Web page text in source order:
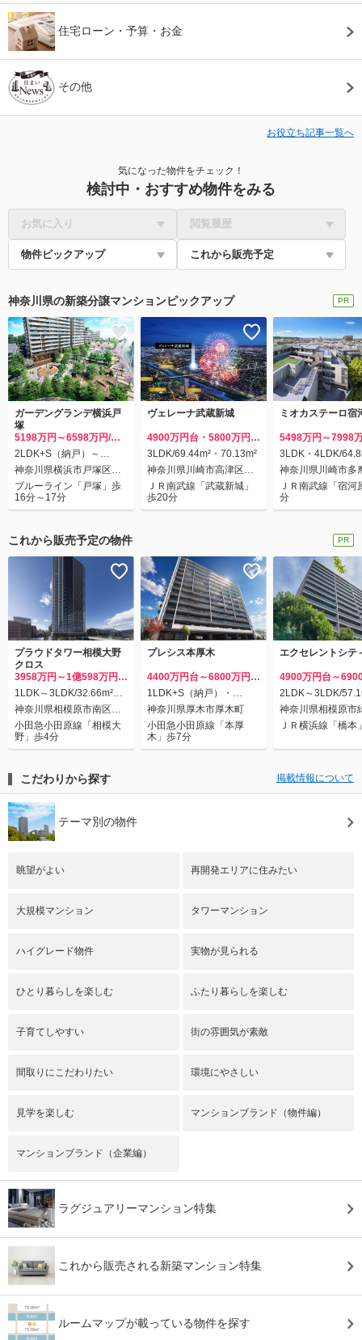
住宅ローン・予算・お金
その他
お役立ち記事一覧へ
気になった物件をチェック！
検討中・おすすめ物件をみる
お気に入り 閲覧履歴
物件ピックアップ これから販売予定
神奈川県の新築分譲マンションピックアップ
ガーデングランデ横浜戸
塚
5198万円～6598万円/先
着順
2LDK+S（納戸）～
4LDK/68.6m²～83.08m²
神奈川県横浜市戸塚区吉
田町
ブルーライン「戸塚」歩
16分～17分
ヴェレーナ武蔵新城
4900万円台・5800万円台
／予定/第3期1次
3LDK/69.44m²・70.13m²
神奈川県川崎市高津区下
野毛
ＪＲ南武線「武蔵新城」
歩20分
ミオカステーロ宿
5498万円～7998
期
3LDK・4LDK/
77.01m²
神奈川県川崎市多
河原
ＪＲ南武線「宿河
分
これから販売予定の物件
プラウドタワー相模大野
クロス
3958万円～1億598万円/
先着順
1LDK～3LDK/32.66m²～
73.8m²
神奈川県相模原市南区相
模大野
小田急小田原線「相模大
野」歩4分
プレシス本厚木
4400万円台～6800万円台
／予定/第1期
1LDK+S（納戸）・
3LDK/46.72m²～68.72m²
神奈川県厚木市厚木町
小田急小田原線「本厚
木」歩7分
エクセレントシテ
4900万円台～
／予定/第2期
2LDK～3LDK/
73.13m²
神奈川県相模原市
橋本
ＪＲ横浜線「橋本
こだわりから探す 掲載情報について
テーマ別の物件
眺望がよい 再開発エリアに住みたい
大規模マンション タワーマンション
ハイグレード物件 実物が見られる
ひとり暮らしを楽しむ ふたり暮らしを楽しむ
子育てしやすい 街の雰囲気が素敵
間取りにこだわりたい 環境にやさしい
見学を楽しむ マンションブランド（物件編）
マンションブランド（企業編）
ラグジュアリーマンション特集
これから販売される新築マンション特集
ルームマップが載っている物件を探す